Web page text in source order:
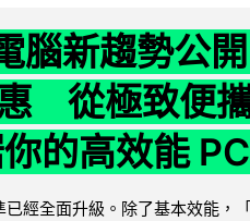
腦新趨勢公
從極致便
的高效能 PC
經全面升級。除了基本效能，